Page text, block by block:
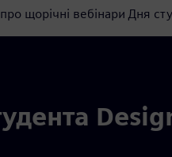
щорічні вебінари Дня